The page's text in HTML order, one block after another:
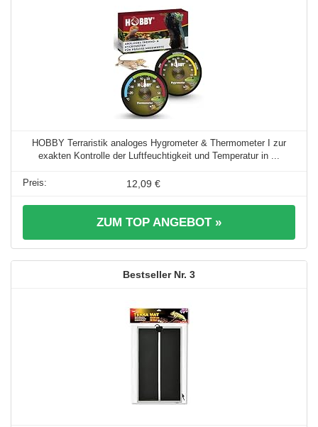
HOBBY Terraristik analoges Hygrometer & Thermometer I zur
exakten Kontrolle der Luftfeuchtigkeit und Temperatur in ...
12,09 €
ZUM TOP ANGEBOT »
3